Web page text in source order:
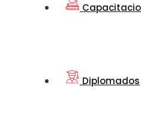
Diplomados